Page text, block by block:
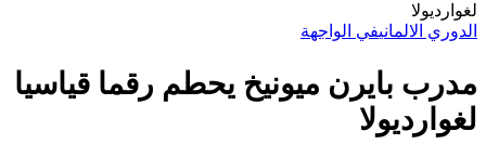
لغوارديولا
الدوري الالمانيفي الواجهة
مدرب بايرن ميونيخ يحطم رقما قياسيا
لغوارديولا